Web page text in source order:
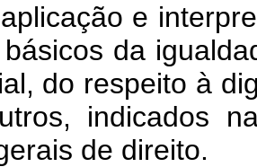
e
da
do respeito à
indicados
de direito.